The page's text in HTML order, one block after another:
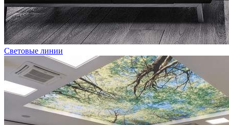
Световые линии